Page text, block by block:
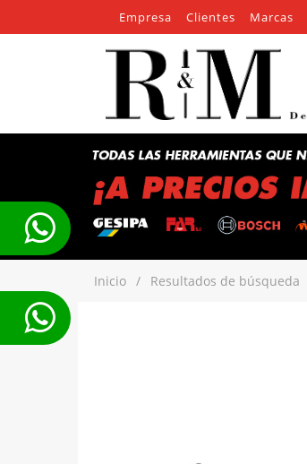
Empresa Clientes Marcas
Inicio / Resultados de búsqueda